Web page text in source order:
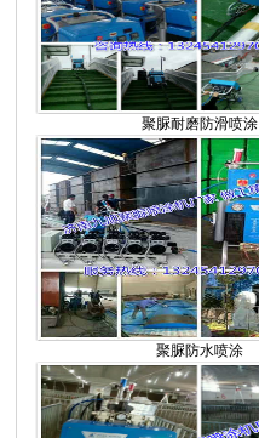
聚脲耐磨防滑喷涂
聚脲防水喷涂